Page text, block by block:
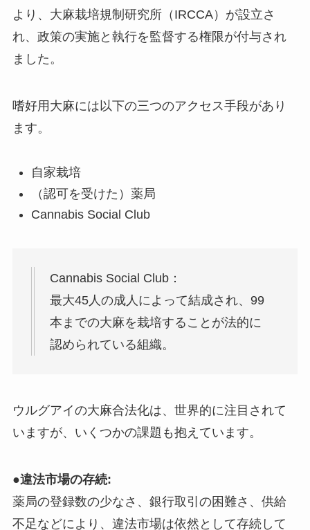
より、大麻栽培規制研究所（IRCCA）が設立さ
れ、政策の実施と執行を監督する権限が付与され
ました。
嗜好用大麻には以下の三つのアクセス手段があり
ます。
自家栽培
（認可を受けた）薬局
Cannabis Social Club
Cannabis Social Club：
最大45人の成人によって結成され、99
本までの大麻を栽培することが法的に
認められている組織。
ウルグアイの大麻合法化は、世界的に注目されて
いますが、いくつかの課題も抱えています。
●違法市場の存続:
薬局の登録数の少なさ、銀行取引の困難さ、供給
不足などにより、違法市場は依然として存続して